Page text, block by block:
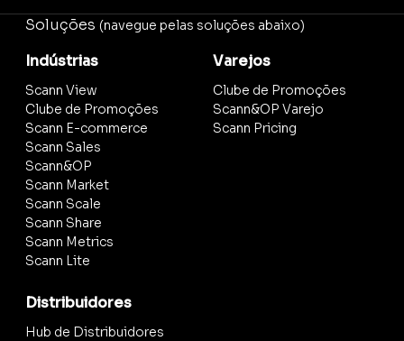
Soluções (navegue pelas soluções abaixo)
Indústrias
Scann View
Clube de Promoções
Scann E-commerce
Scann Sales
Scann&OP
Scann Market
Scann Scale
Scann Share
Scann Metrics
Scann Lite
Varejos
Clube de Promoções
Scann&OP Varejo
Scann Pricing
Distribuidores
Hub de Distribuidores